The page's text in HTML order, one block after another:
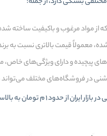
از مواد مرغوب و باکیفیت ساخته
معمولاً قیمت بالاتری نسبت به
پیچیده و دارای ویژگی‌های خاص،
در فروشگاه‌های مختلف می‌تواند
در بازار ایران از حدود 1 م تومان به بالاست